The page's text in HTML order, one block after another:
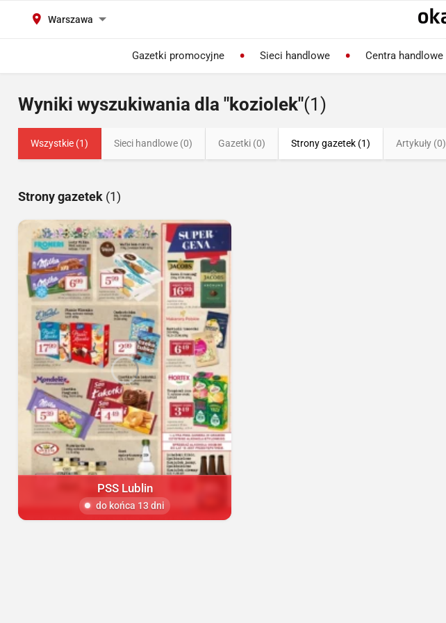
Warszawa
Gazetki promocyjne Sieci handlowe Centra handlowe
Wyniki wyszukiwania dla "koziolek"(1)
Wszystkie (1) Sieci handlowe (0) Gazetki (0) Strony gazetek (1) Artykuły (0)
Strony gazetek (1)
PSS Lublin
do końca 13 dni